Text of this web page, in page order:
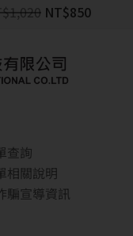
1,020 NT$850
查詢
相關說明
騙宣導資訊